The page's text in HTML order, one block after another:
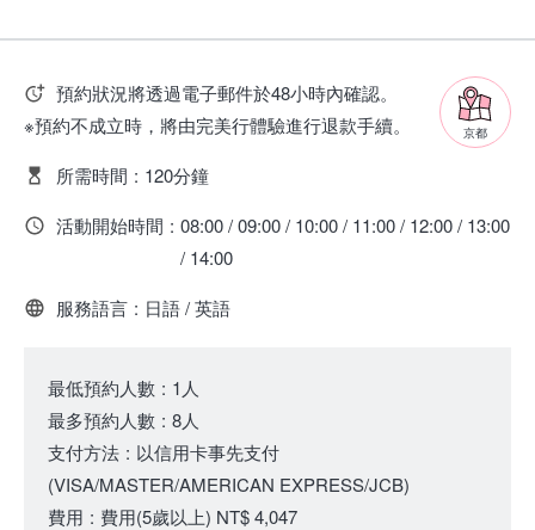
京都
預約狀況將透過電子郵件於48小時內確認。
※預約不成立時，將由完美行體驗進行退款手續。
所需時間 : 120分鐘
活動開始時間 : 08:00 / 09:00 / 10:00 / 11:00 / 12:00 / 13:00
/ 14:00
服務語言 : 日語 / 英語
最低預約人數 : 1人
最多預約人數 : 8人
支付方法 : 以信用卡事先支付
(VISA/MASTER/AMERICAN EXPRESS/JCB)
費用 : 費用(5歲以上) NT$ 4,047